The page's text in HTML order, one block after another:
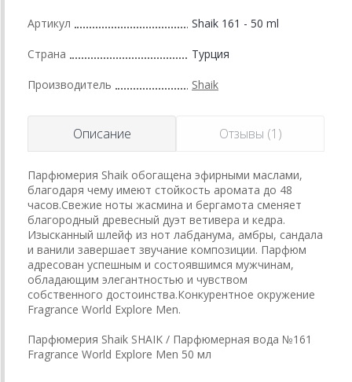
Артикул Shaik 161 - 50 ml
Страна Турция
Производитель Shaik
Описание Отзывы (1)
Парфюмерия Shaik обогащена эфирными маслами,
благодаря чему имеют стойкость аромата до 48
часов.Свежие ноты жасмина и бергамота сменяет
благородный древесный дуэт ветивера и кедра.
Изысканный шлейф из нот лабданума, амбры, сандала
и ванили завершает звучание композиции. Парфюм
адресован успешным и состоявшимся мужчинам,
обладающим элегантностью и чувством
собственного достоинства.Конкурентное окружение
Fragrance World Explore Men.
Парфюмерия Shaik SHAIK / Парфюмерная вода №161
Fragrance World Explore Men 50 мл